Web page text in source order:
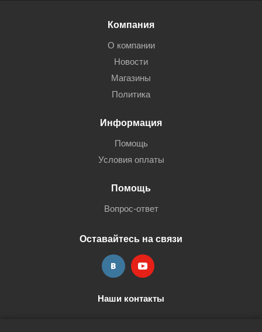
Компания
О компании
Новости
Магазины
Политика
Информация
Помощь
Условия оплаты
Помощь
Вопрос-ответ
Оставайтесь на связи
Наши контакты